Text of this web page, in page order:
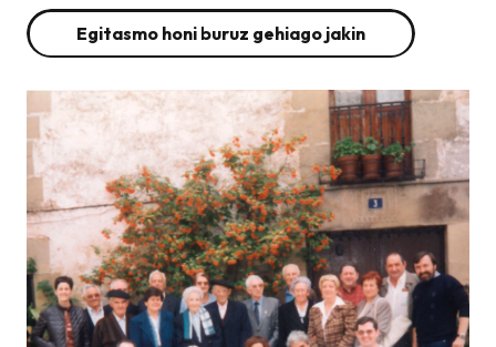
Egitasmo honi buruz gehiago jakin